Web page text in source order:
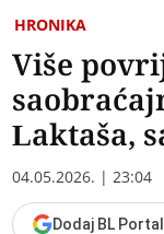
HRONIKA
Više
Laktaša,
04.05.2026. | 23:04
Dodaj BL